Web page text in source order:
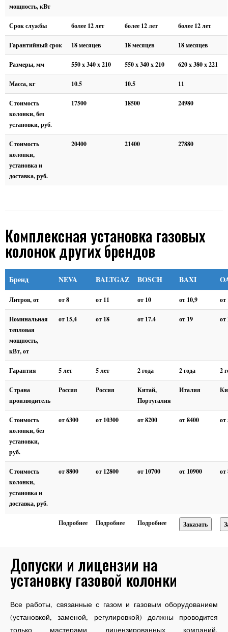
мощность, кВт
Срок службы более 12 лет более 12 лет более 12 лет
Гарантийный срок 18 месяцев 18 месяцев 18 месяцев
Размеры, мм 550 x 340 x 210 550 x 340 x 210 620 x 380 x 221
Масса, кг 10.5 10.5 11
Стоимость
колонки, без
установки, руб.
17500 18500 24980
Стоимость
колонки,
установка и
доставка, руб.
20400 21400 27880
Комплексная установка газовых
колонок других брендов
Бренд NEVA BALTGAZ BOSCH BAXI
Литров, от от 8 от 11 от 10 от 10,9 от
Номинальная
тепловая
мощность,
кВт, от
от 15,4 от 18 от 17.4 от 19 от
Гарантия 5 лет 5 лет 2 года 2 года 2
Страна
производитель
Россия Россия
Китай,
Португалия
Италия
Стоимость
колонки, без
установки,
руб.
от 6300 от 10300 от 8200 от 8400 от
Стоимость
колонки,
установка и
доставка, руб.
от 8800 от 12800 от 10700 от 10900 от
Подробнее Подробнее Подробнее Заказать
Допуски и лицензии на
установку газовой колонки
Все работы, связанные с газом и газовым оборудованием
(установкой, заменой, регулировкой) должны проводится
только мастерами лицензированных компаний,